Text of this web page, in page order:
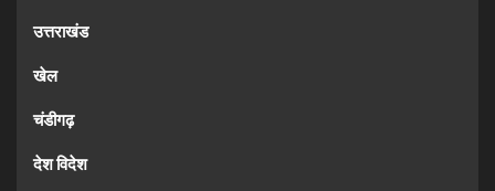
उत्तराखंड
खेल
चंडीगढ़
देश विदेश